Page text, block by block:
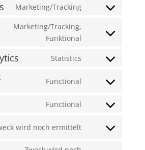
Marketing/Tracking
Consent
service
maps
Marketing/Tracking,
Funktional
Consent
service
Statistics
Consent
service
analytics
Functional
Consent
service
(elegant-
Functional
Consent
service
wird noch ermittelt
Consent